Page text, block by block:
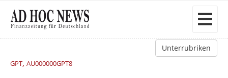
Unterrubriken
GPT, AU000000GPT8